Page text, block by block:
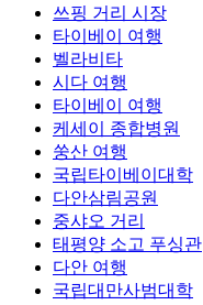
쓰핑 거리 시장
타이베이 여행
벨라비타
시다 여행
타이베이 여행
케세이 종합병원
쑹산 여행
국립타이베이대학
다안삼림공원
중샤오 거리
태평양 소고 푸싱관
다안 여행
국립대만사범대학